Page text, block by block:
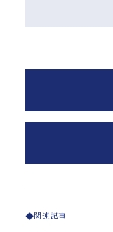
関連記事